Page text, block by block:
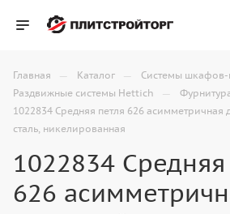
Главная — Каталог — Системы шкафов-
Раздвижные системы Hettich —
1022834 Средняя петля 626 асимметричная
сталь, никелированная
1022834 Средняя
626